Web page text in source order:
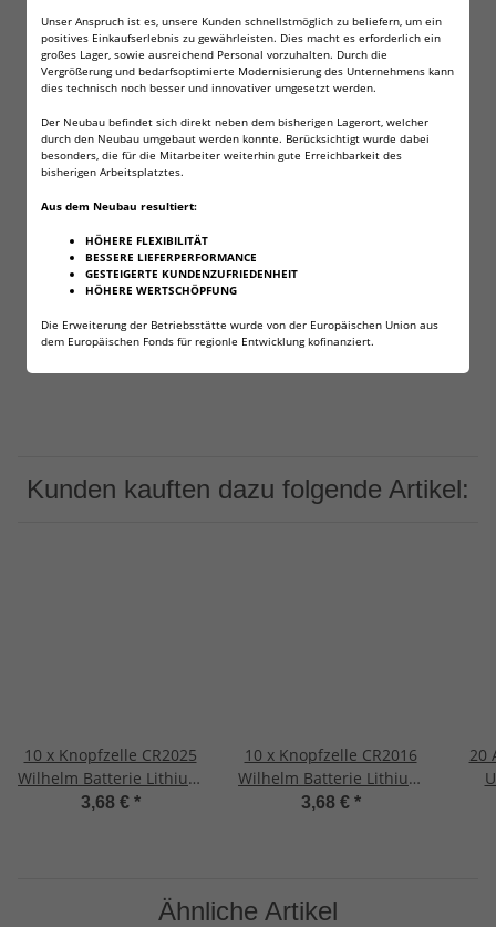
Unser Anspruch ist es, unsere Kunden schnellstmöglich zu beliefern, um ein
positives Einkaufserlebnis zu gewährleisten. Dies macht es erforderlich ein
großes Lager, sowie ausreichend Personal vorzuhalten. Durch die
Vergrößerung und bedarfsoptimierte Modernisierung des Unternehmens kann
dies technisch noch besser und innovativer umgesetzt werden.
Der Neubau befindet sich direkt neben dem bisherigen Lagerort, welcher
durch den Neubau umgebaut werden konnte. Berücksichtigt wurde dabei
besonders, die für die Mitarbeiter weiterhin gute Erreichbarkeit des
bisherigen Arbeitsplatztes.
Aus dem Neubau resultiert:
HÖHERE FLEXIBILITÄT
BESSERE LIEFERPERFORMANCE
GESTEIGERTE KUNDENZUFRIEDENHEIT
HÖHERE WERTSCHÖPFUNG
Die Erweiterung der Betriebsstätte wurde von der Europäischen Union aus
dem Europäischen Fonds für regionle Entwicklung kofinanziert.
2032, CR 2032, 2032, KL2032, KECR2032, 6032,
LM2032, ECR2032, DL2032, BR2032
Angaben zur Produktsicherheit
Herstellerinformationen:
Lena-Christ-Str. 2
Baden-Württemberg
Grünwald, Deutschland, 82031
Kunden kauften dazu folgende Artikel:
10 x Knopfzelle CR2025
Wilhelm Batterie Lithium
3V CR 2025
3,68 € *
10 x Knopfzelle CR2016
Wilhelm Batterie Lithium
3V CR 2016
3,68 € *
20
Ähnliche Artikel